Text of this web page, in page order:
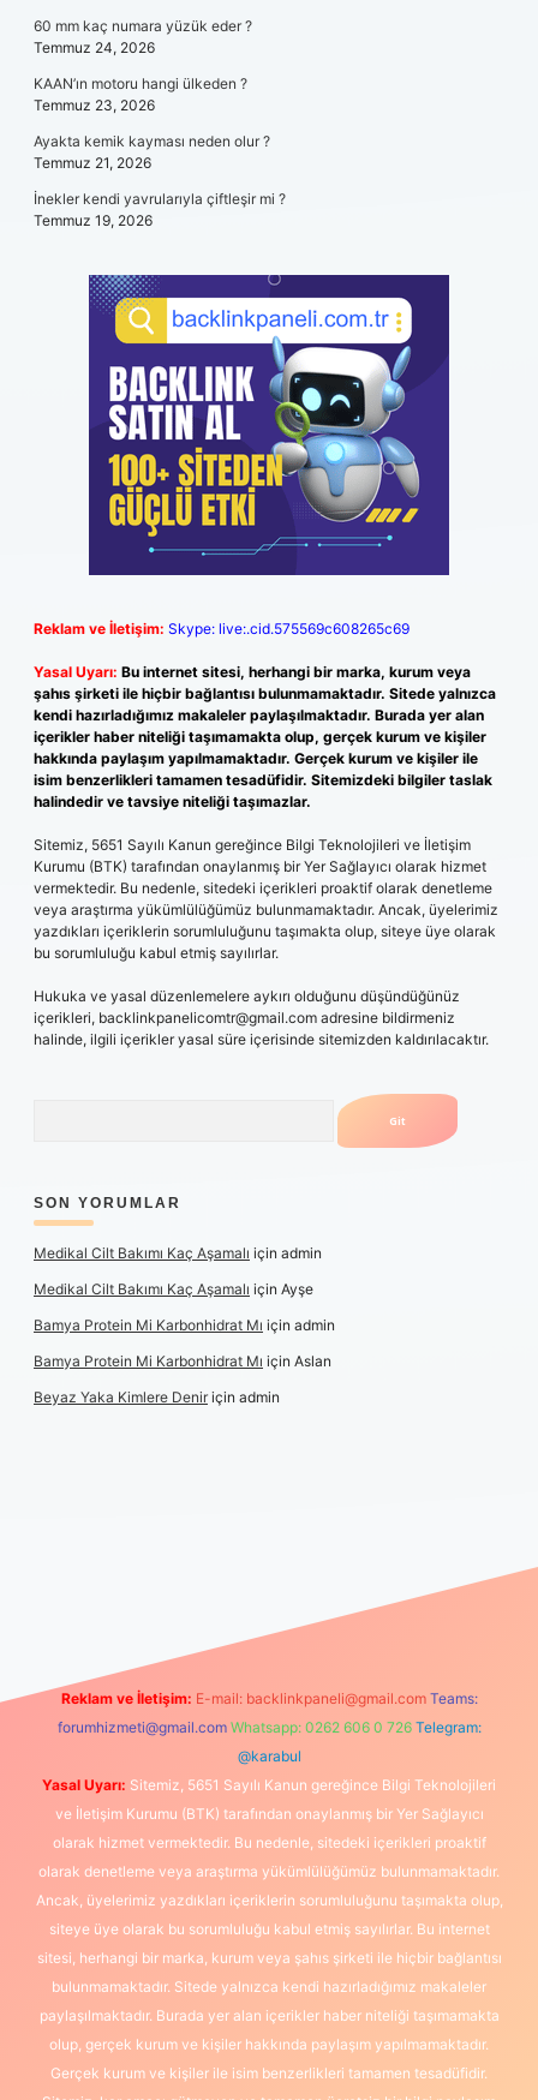
60 mm kaç numara yüzük eder ?
Temmuz 24, 2026
KAAN’ın motoru hangi ülkeden ?
Temmuz 23, 2026
Ayakta kemik kayması neden olur ?
Temmuz 21, 2026
İnekler kendi yavrularıyla çiftleşir mi ?
Temmuz 19, 2026
Reklam ve İletişim: Skype: live:.cid.575569c608265c69
Yasal Uyarı: Bu internet sitesi, herhangi bir marka, kurum veya
şahıs şirketi ile hiçbir bağlantısı bulunmamaktadır. Sitede yalnızca
kendi hazırladığımız makaleler paylaşılmaktadır. Burada yer alan
içerikler haber niteliği taşımamakta olup, gerçek kurum ve kişiler
hakkında paylaşım yapılmamaktadır. Gerçek kurum ve kişiler ile
isim benzerlikleri tamamen tesadüfidir. Sitemizdeki bilgiler taslak
halindedir ve tavsiye niteliği taşımazlar.
Sitemiz, 5651 Sayılı Kanun gereğince Bilgi Teknolojileri ve İletişim
Kurumu (BTK) tarafından onaylanmış bir Yer Sağlayıcı olarak hizmet
vermektedir. Bu nedenle, sitedeki içerikleri proaktif olarak denetleme
veya araştırma yükümlülüğümüz bulunmamaktadır. Ancak, üyelerimiz
yazdıkları içeriklerin sorumluluğunu taşımakta olup, siteye üye olarak
bu sorumluluğu kabul etmiş sayılırlar.
Hukuka ve yasal düzenlemelere aykırı olduğunu düşündüğünüz
içerikleri, backlinkpanelicomtr@gmail.com adresine bildirmeniz
halinde, ilgili içerikler yasal süre içerisinde sitemizden kaldırılacaktır.
SON YORUMLAR
Medikal Cilt Bakımı Kaç Aşamalı için admin
Medikal Cilt Bakımı Kaç Aşamalı için Ayşe
Bamya Protein Mi Karbonhidrat Mı için admin
Bamya Protein Mi Karbonhidrat Mı için Aslan
Beyaz Yaka Kimlere Deniriçin admin
Reklam ve İletişim: E-mail: backlinkpaneli@gmail.com Teams:
forumhizmeti@gmail.com Whatsapp: 0262 606 0 726 Telegram:
@karabul
Yasal Uyarı: Sitemiz, 5651 Sayılı Kanun gereğince Bilgi Teknolojileri
ve İletişim Kurumu (BTK) tarafından onaylanmış bir Yer Sağlayıcı
olarak hizmet vermektedir. Bu nedenle, sitedeki içerikleri proaktif
olarak denetleme veya araştırma yükümlülüğümüz bulunmamaktadır.
Ancak, üyelerimiz yazdıkları içeriklerin sorumluluğunu taşımakta olup,
siteye üye olarak bu sorumluluğu kabul etmiş sayılırlar. Bu internet
sitesi, herhangi bir marka, kurum veya şahıs şirketi ile hiçbir bağlantısı
bulunmamaktadır. Sitede yalnızca kendi hazırladığımız makaleler
paylaşılmaktadır. Burada yer alan içerikler haber niteliği taşımamakta
olup, gerçek kurum ve kişiler hakkında paylaşım yapılmamaktadır.
Gerçek kurum ve kişiler ile isim benzerlikleri tamamen tesadüfidir.